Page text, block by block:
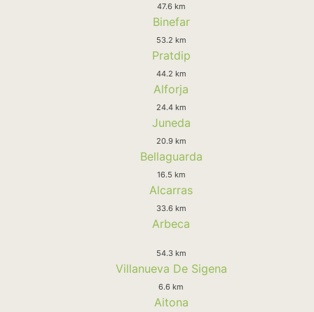
47.6 km
Binefar
53.2 km
Pratdip
44.2 km
Alforja
24.4 km
Juneda
20.9 km
Bellaguarda
16.5 km
Alcarras
33.6 km
Arbeca
54.3 km
Villanueva De Sigena
6.6 km
Aitona